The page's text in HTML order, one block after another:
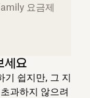
요금제
세요
기 쉽지만, 그 지
과하지 않으려